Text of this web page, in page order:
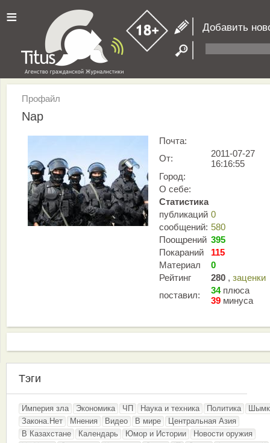
≡ Добавить
Профайл
Nap
Почта:
От:
2011-07-27
16:16:55
Город:
О себе:
Статистика
публикаций 0
сообщений: 580
Поощрений 395
Покараний
115
Материал
0
Рейтинг
280 , заценки
поставил:
34плюса
39 минуса
Тэги
Империя зла Экономика ЧП Наука и техника Политика
Закона.Нет
Мнения Видео В мире
Центральная Азия
В Казахстане
Календарь Юмор и Истории
Новости оружия